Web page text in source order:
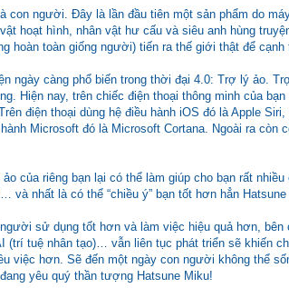
con người. Đây là lần đầu tiên một sản phẩm do
hoạt hình, nhân vật hư cấu và siêu anh hùng
hoàn toàn giống người) tiến ra thế giới thật để cạnh
ngày càng phổ biến trong thời đại 4.0: Trợ lý ảo.
Hiện nay, trên chiếc điện thoại thông minh của
điện thoại dùng hệ điều hành iOS đó là Apple Siri,
Microsoft đó là Microsoft Cortana. Ngoài ra còn
của riêng bạn lại có thể làm giúp cho bạn rất
nhất là có thể “chiều ý” bạn tốt hơn hẳn Hatsune
sử dụng tốt hơn và làm việc hiệu quả hơn, bên
tuệ nhân tạo)… vẫn liên tục phát triển sẽ khiến
việc hơn. Sẽ đến một ngày con người không thể
yêu quý thần tượng Hatsune Miku!